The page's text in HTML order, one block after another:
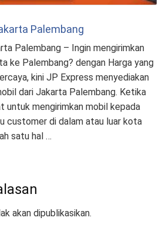
Palembang
Palembang – Ingin mengirimkan
ke Palembang? dengan Harga yang
kini JP Express menyediakan
dari Jakarta Palembang. Ketika
untuk mengirimkan mobil kepada
customer di dalam atau luar kota
satu hal …
akan dipublikasikan.